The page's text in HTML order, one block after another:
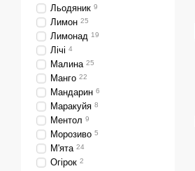
Льодяник 9
Лимон 25
Лимонад 19
Лічі 4
Малина 25
Манго 22
Мандарин 6
Маракуйя 8
Ментол 9
Морозиво 5
М'ята 24
Огірок 2